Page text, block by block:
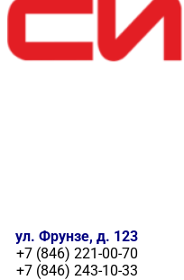
ул. Фрунзе, д. 123
+7 (846) 221-00-70
+7 (846) 243-10-33